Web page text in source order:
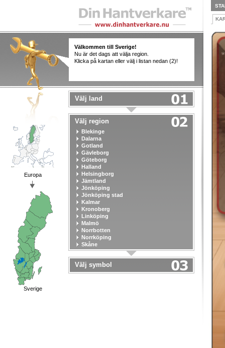
Välkommen till Sverige!
Nu är det dags att välja region.
Klicka på kartan eller välj i listan nedan (2)!
Europa
Sverige
Välj land
Välj region
Blekinge
Dalarna
Gotland
Gävleborg
Göteborg
Halland
Helsingborg
Jämtland
Jönköping
Jönköping stad
Kalmar
Kronoberg
Linköping
Malmö
Norrbotten
Norrköping
Skåne
Stockholm
Stockholm stad
Södermanland
Uppsala
Välj symbol